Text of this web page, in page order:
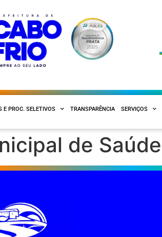
E PROC. SELETIVOS TRANSPARÊNCIA SERVIÇOS
de Saúde